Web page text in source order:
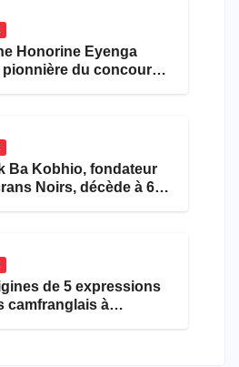
Honorine Eyenga
pionnière du concours
Ba Kobhio, fondateur
Noirs, décède à 69
de 5 expressions
camfranglais à